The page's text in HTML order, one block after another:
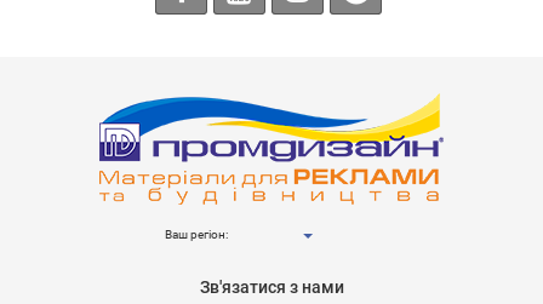
Ваш регіон:
Зв'язатися з нами